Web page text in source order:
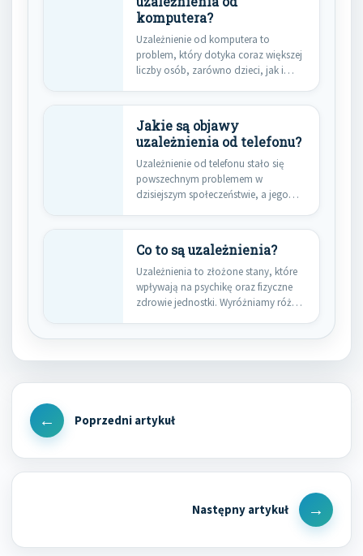
komputera?
Uzależnienie od komputera to
problem, który dotyka coraz większej
liczby osób, zarówno dzieci, jak i…
Jakie są objawy
uzależnienia od telefonu?
Uzależnienie od telefonu stało się
powszechnym problemem w
dzisiejszym społeczeństwie, a jego
Co to są uzależnienia?
Uzależnienia to złożone stany, które
wpływają na psychikę oraz fizyczne
zdrowie jednostki. Wyróżniamy różne
Nawigacja
wpisu
Previous
Next
Post